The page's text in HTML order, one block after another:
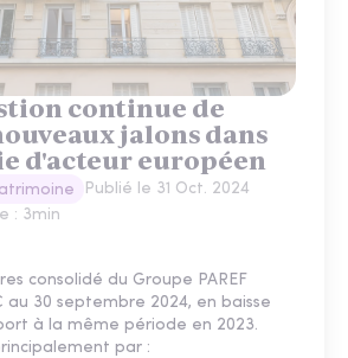
continue de
jalons dans
d'acteur européen
Publié le 31 Oct. 2024
: 3min
consolidé du Groupe PAREF
au 30 septembre 2024, en baisse
à la même période en 2023.
par :